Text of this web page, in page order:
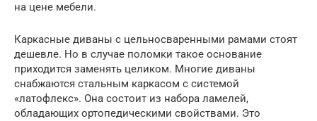
на цене мебели.
Каркасные диваны с цельносваренными рамами стоят
дешевле. Но в случае поломки такое основание
приходится заменять целиком. Многие диваны
снабжаются стальным каркасом с системой
«латофлекс». Она состоит из набора ламелей,
обладающих ортопедическими свойствами. Это